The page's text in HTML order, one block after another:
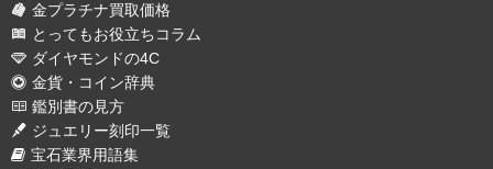
金プラチナ買取価格
とってもお役立ちコラム
ダイヤモンドの4C
金貨・コイン辞典
鑑別書の見方
ジュエリー刻印一覧
宝石業界用語集